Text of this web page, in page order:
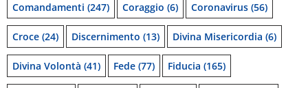
Comandamenti (247) Coraggio (6) Coronavirus (56)
Croce (24) Discernimento (13) Divina Misericordia (6)
Divina Volontà (41) Fede (77) Fiducia (165)